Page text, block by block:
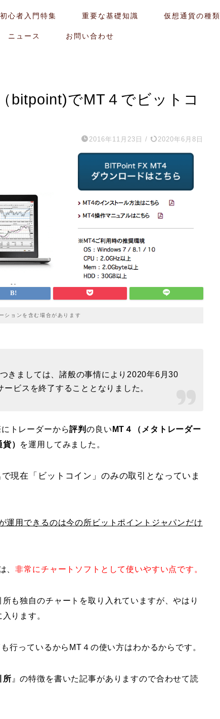
心者入門特集 重要な基礎知識 仮想通貨の種類
ニュース お問い合わせ
bitpoint)でMT４でビットコ
2016年11月23日 / 2020年6月8日
ションを含む場合があります
きましては、諸般の事情により2020年6月30
ビスを終了することとなりました。
トレーダーから評判の良い MT４（メタトレーダー
） を運用してみました。
現在「ビットコイン」のみの取引となっていま
運用できるのは今の所ビットポイントジャパンだけ
、非常にチャートソフトとして使いやすい点です。
も独自のチャートを取り入れていますが、やはり
に入ります。
行っているからMT４の使い方はわかるからです。
所 』の特徴を書いた記事がありますので合わせて読